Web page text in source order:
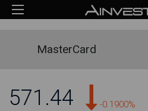
MasterCard
571.44 -0.1900%